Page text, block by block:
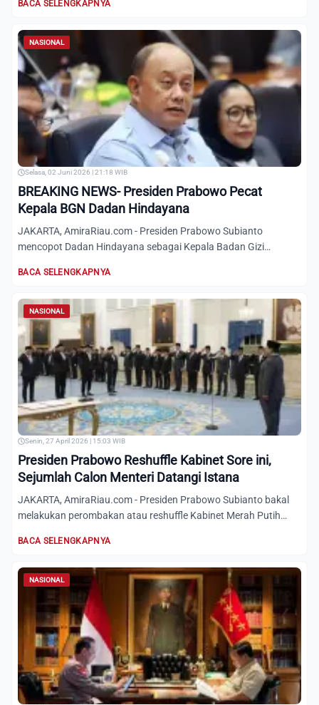
BACA SELENGKAPNYA
NASIONAL
Selasa, 02 Juni 2026 | 21:18 WIB
BREAKING NEWS- Presiden Prabowo Pecat
Kepala BGN Dadan Hindayana
JAKARTA, AmiraRiau.com - Presiden Prabowo Subianto
mencopot Dadan Hindayana sebagai Kepala Badan Gizi
BACA SELENGKAPNYA
NASIONAL
Senin, 27 April 2026 | 15:03 WIB
Presiden Prabowo Reshuffle Kabinet Sore ini,
Sejumlah Calon Menteri Datangi Istana
JAKARTA, AmiraRiau.com - Presiden Prabowo Subianto bakal
melakukan perombakan atau reshuffle Kabinet Merah Putih
BACA SELENGKAPNYA
NASIONAL